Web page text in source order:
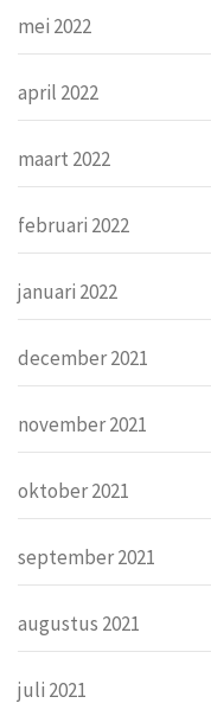
mei 2022
april 2022
maart 2022
februari 2022
januari 2022
december 2021
november 2021
oktober 2021
september 2021
augustus 2021
juli 2021